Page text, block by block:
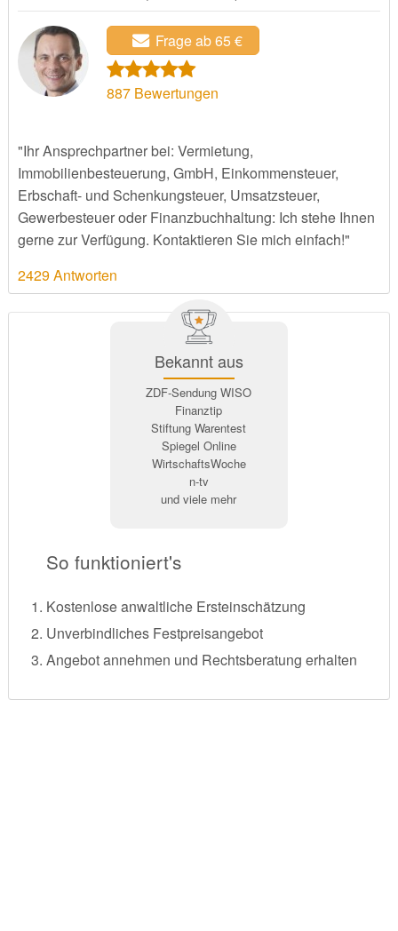
Frage ab 65 €
887Bewertungen
"Ihr Ansprechpartner bei: Vermietung,
Immobilienbesteuerung, GmbH, Einkommensteuer,
Erbschaft- und Schenkungsteuer, Umsatzsteuer,
Gewerbesteuer oder Finanzbuchhaltung: Ich stehe Ihnen
gerne zur Verfügung. Kontaktieren Sie mich einfach!"
2429 Antworten
Bekannt aus
ZDF-Sendung WISO
Finanztip
Stiftung Warentest
Spiegel Online
WirtschaftsWoche
n-tv
und viele mehr
So funktioniert's
Kostenlose anwaltliche Ersteinschätzung
Unverbindliches Festpreisangebot
Angebot annehmen und Rechtsberatung erhalten